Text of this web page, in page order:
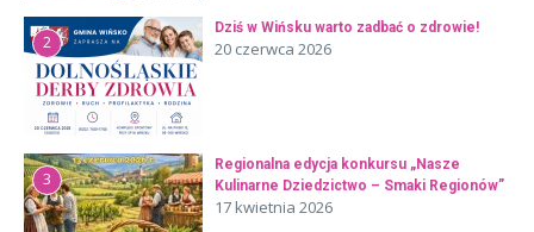
2
Dziś w Wińsku warto zadbać o zdrowie!
20 czerwca 2026
3
Regionalna edycja konkursu „Nasze
Kulinarne Dziedzictwo – Smaki Regionów”
17 kwietnia 2026